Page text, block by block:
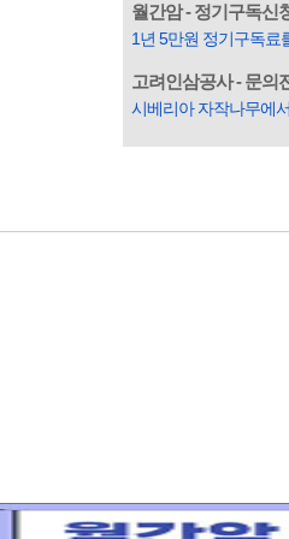
월간암 - 정기구독신
1년 5만원 정기구독료
고려인삼공사 - 문의
시베리아 자작나무에